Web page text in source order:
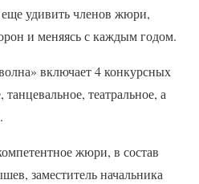
еще удивить членов жюри,
и меняясь с каждым годом.
включает 4 конкурсных
театральное, а
жюри, в состав
заместитель начальника